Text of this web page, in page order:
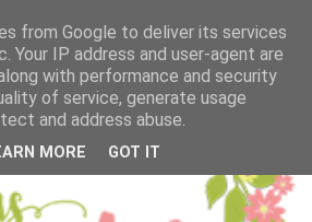
from Google to deliver its services
Your IP address and user-agent are
with performance and security
of service, generate usage
and address abuse.
MORE GOT IT